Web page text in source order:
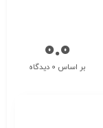
0.0
بر اساس 0 دیدگاه